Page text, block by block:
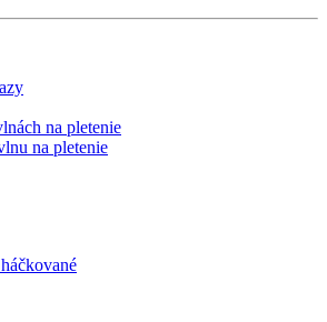
na pletenie
na pletenie